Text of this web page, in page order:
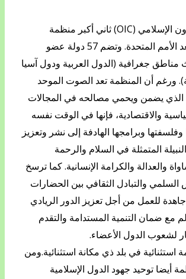
تعد منظمة التعاون الإسلامي (OIC) ثاني أكبر منظمة
حكومية دولية بعد الأمم المتحدة. وتضم 57 دولة عضو
جغرافية (الدول العربية ودول آسيا
ورغم أن المنظمة تعد الصوت الموحد
الذي يضمن ويحمي مصالحه في المجالات
والاقتصادية، فإنها في الوقت نفسه
وفلسفتها وبرامجها الهادفة إلى نشر وتعزيز
المتمثلة في السلام والرحمة
والعدالة والكرامة الإنسانية. كما ترسخ
السلمي والتبادل الثقافي بين الحضارات
للعمل من أجل تعزيز الدور الريادي
مع ضمان التنمية المستدامة والتقدم
لشعوب الدول الأعضاء.
استثنائية في بلد ذي مكانة استثنائية.ومن
أيضا توحيد جهود الدول الإسلامية